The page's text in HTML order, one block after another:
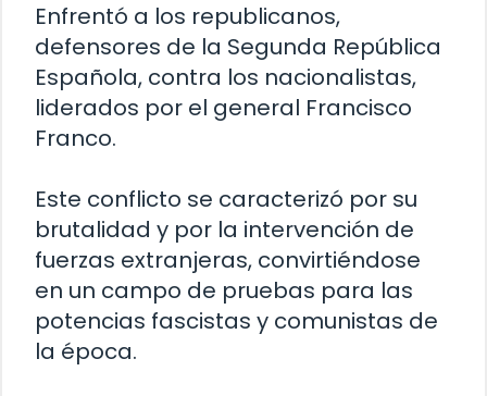
Enfrentó a los republicanos,
defensores de la Segunda República
Española, contra los nacionalistas,
liderados por el general Francisco
Franco.
Este conflicto se caracterizó por su
brutalidad y por la intervención de
fuerzas extranjeras, convirtiéndose
en un campo de pruebas para las
potencias fascistas y comunistas de
la época.